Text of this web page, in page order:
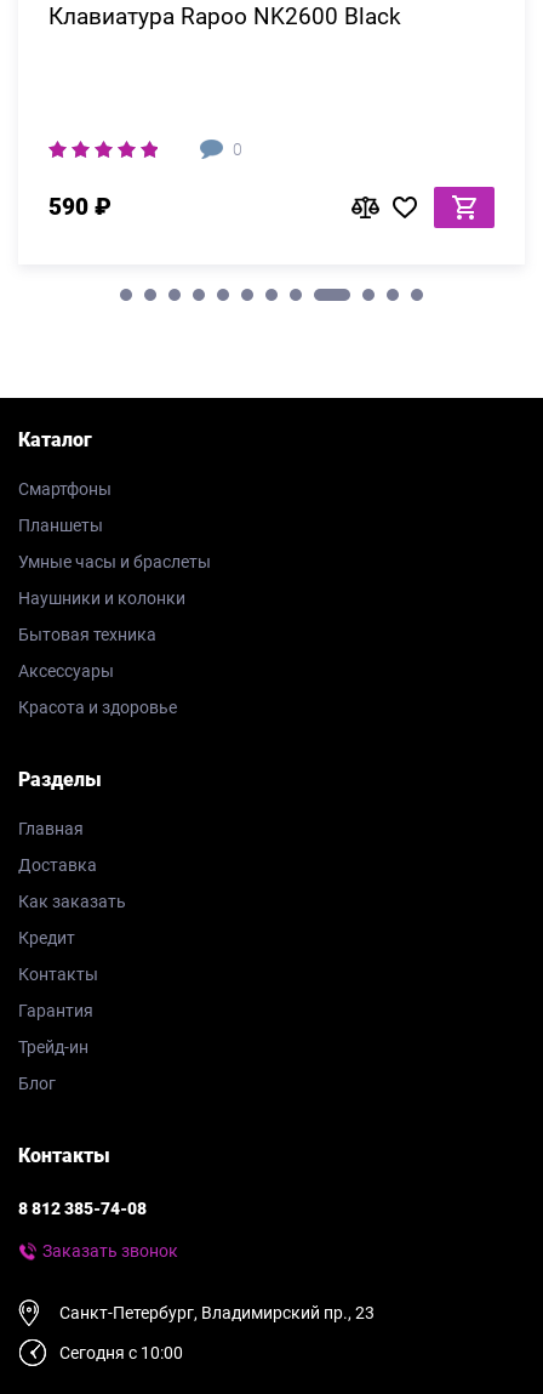
Клавиатура Rapoo NK2600 Black
0
590 ₽
Каталог
Смартфоны
Планшеты
Умные часы и браслеты
Наушники и колонки
Бытовая техника
Аксессуары
Красота и здоровье
Разделы
Главная
Доставка
Как заказать
Кредит
Контакты
Гарантия
Трейд-ин
Блог
Контакты
8 812 385-74-08
Заказать звонок
Санкт-Петербург, Владимирский пр., 23
Сегодня с 10:00